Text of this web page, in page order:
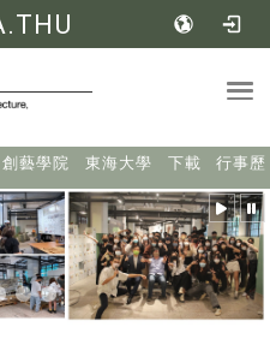
創藝學院 東海大學 下載 行事歷